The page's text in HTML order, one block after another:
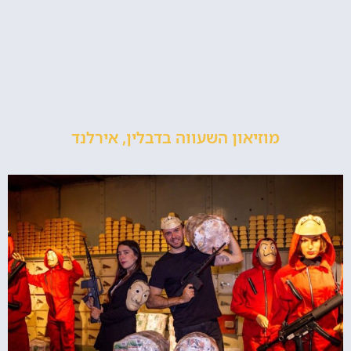
מוזיאון השעווה בדבלין, אירלנד